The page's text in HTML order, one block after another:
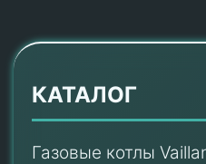
КАТАЛОГ
Газовые котлы